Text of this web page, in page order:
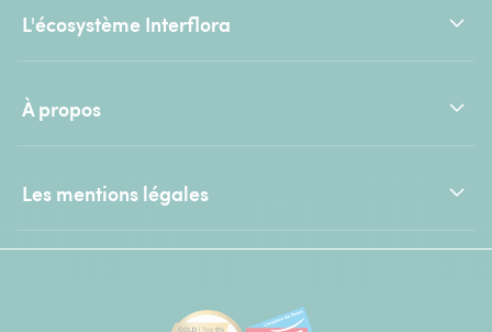
L'écosystème Interflora
À propos
Les mentions légales